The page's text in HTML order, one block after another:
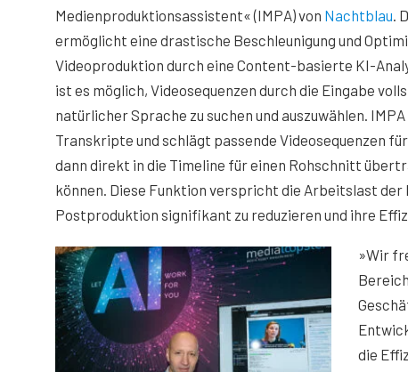
Medienproduktionsassistent« (IMPA) von Nachtblau.
ermöglicht eine drastische Beschleunigung und
Videoproduktion durch eine Content-basierte KI-
ist es möglich, Videosequenzen durch die Eingabe
natürlicher Sprache zu suchen und auszuwählen.
Transkripte und schlägt passende Videosequenzen
dann direkt in die Timeline für einen Rohschnitt
können. Diese Funktion verspricht die Arbeitslast der
Postproduktion signifikant zu reduzieren und ihre
»Wir
die